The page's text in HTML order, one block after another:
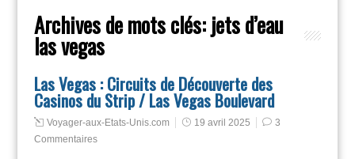
Archives de mots clés: jets d’eau
las vegas
Las Vegas : Circuits de Découverte des
Casinos du Strip / Las Vegas Boulevard
Voyager-aux-Etats-Unis.com 19 avril 2025
3
Commentaires